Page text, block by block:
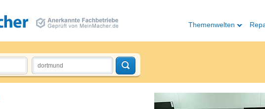
Themenwelten